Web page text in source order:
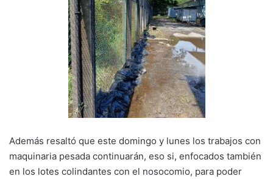
Además resaltó que este domingo y lunes los trabajos con
maquinaria pesada continuarán, eso si, enfocados también
en los lotes colindantes con el nosocomio, para poder